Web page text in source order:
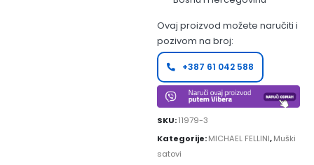
Ovaj proizvod možete naručiti i
pozivom na broj:
+387 61 042 588
SKU:11979-3
Kategorije:MICHAEL FELLINI,Muški
satovi